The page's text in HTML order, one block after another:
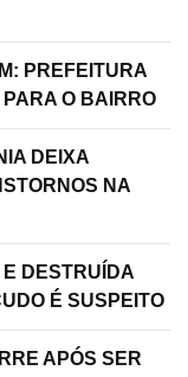
PREFEITURA
O BAIRRO
DEIXA
NA
DESTRUÍDA
É SUSPEITO
APÓS SER